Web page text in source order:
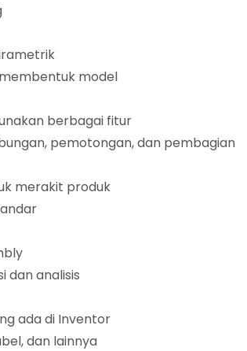
model
berbagai fitur
pemotongan, dan pembagian
merakit produk
dan analisis
ada di Inventor
dan lainnya